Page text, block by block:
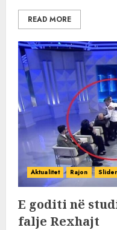
READ MORE
Aktualitet Rajon Slider
E goditi në
falje Rexhajt